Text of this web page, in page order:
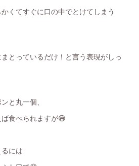
くてすぐに口の中でとけてしまう
とっているだけ！と言う表現がしっ
と丸一個、
食べられますが😅
には